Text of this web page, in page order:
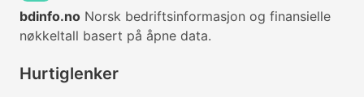
bdinfo.no Norsk bedriftsinformasjon og finansielle
nøkkeltall basert på åpne data.
Hurtiglenker